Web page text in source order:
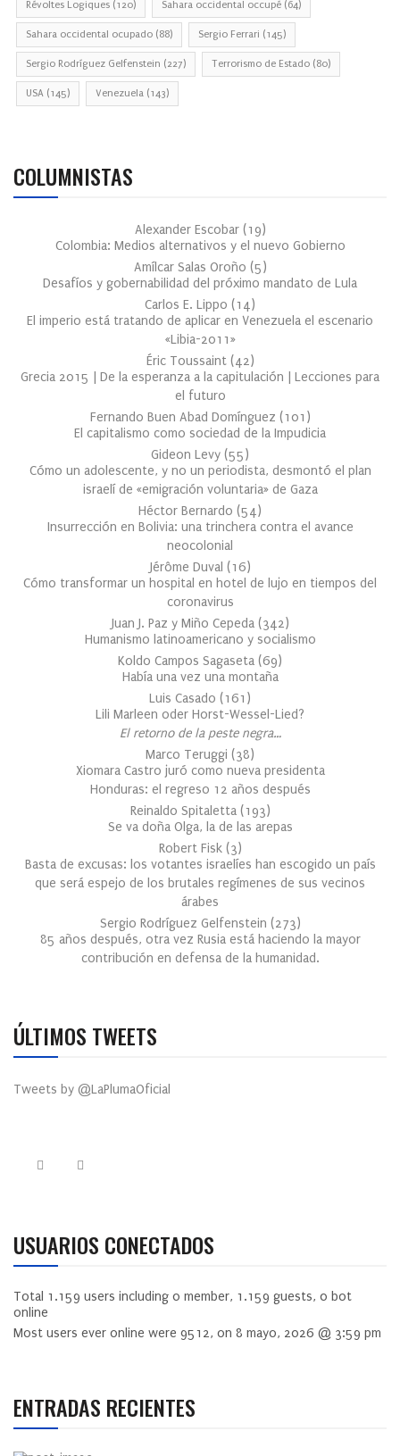
Révoltes Logiques (120) Sahara occidental occupé (64)
Sahara occidental ocupado (88) Sergio Ferrari (145)
Sergio Rodríguez Gelfenstein (227) Terrorismo de Estado (80)
USA (145) Venezuela (143)
COLUMNISTAS
Alexander Escobar (19)
Colombia: Medios alternativos y el nuevo Gobierno
Amílcar Salas Oroño (5)
Desafíos y gobernabilidad del próximo mandato de Lula
Carlos E. Lippo (14)
El imperio está tratando de aplicar en Venezuela el escenario
«Libia-2011»
Éric Toussaint (42)
Grecia 2015 | De la esperanza a la capitulación | Lecciones para
el futuro
Fernando Buen Abad Domínguez (101 )
El capitalismo como sociedad de la Impudicia
Gideon Levy (55)
Cómo un adolescente, y no un periodista, desmontó el plan
israelí de «emigración voluntaria» de Gaza
Héctor Bernardo (54)
Insurrección en Bolivia: una trinchera contra el avance
neocolonial
Jérôme Duval (16)
Cómo transformar un hospital en hotel de lujo en tiempos del
coronavirus
Juan J. Paz y Miño Cepeda (342)
Humanismo latinoamericano y socialismo
Koldo Campos Sagaseta (69)
Había una vez una montaña
Luis Casado (161 )
Lili Marleen oder Horst-Wessel-Lied?
El retorno de la peste negra…
Marco Teruggi (38)
Xiomara Castro juró como nueva presidenta
Honduras: el regreso 12 años después
Reinaldo Spitaletta (193)
Se va doña Olga, la de las arepas
Robert Fisk (3)
Basta de excusas: los votantes israelíes han escogido un país
que será espejo de los brutales regímenes de sus vecinos
árabes
Sergio Rodríguez Gelfenstein (273)
85 años después, otra vez Rusia está haciendo la mayor
contribución en defensa de la humanidad.
ÚLTIMOS TWEETS
Tweets by @LaPlumaOficial
USUARIOS CONECTADOS
Total 1.159 users including 0 member, 1.159 guests, 0 bot
online
Most users ever online were 9512, on 8 mayo, 2026 @ 3:59 pm
ENTRADAS RECIENTES